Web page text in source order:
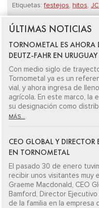
Etiquetas:festejos, hitos,
ÚLTIMAS NOTICIAS
TORNOMETAL ES AHORA
DEUTZ-FAHR EN URUGUAY
Con medio siglo de
Tornometal ya es un
vial, y ahora ingresa de
agrícola. En este marco, la
su designación como
MÁS...
CEO GLOBAL Y DIRECTOR
EN TORNOMETAL
El pasado 30 de enero
recibir unos visitantes muy
Graeme Macdonald, CEO
Bamford, Director
de la familia en la empresa